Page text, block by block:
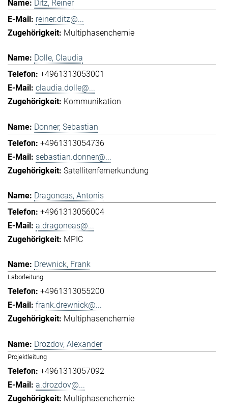
Ditz, Reiner
reiner.ditz@...
Multiphasenchemie
Dolle, Claudia
+4961313053001
claudia.dolle@...
Kommunikation
Donner, Sebastian
+4961313054736
sebastian.donner@...
Satellitenfernerkundung
Dragoneas, Antonis
+4961313056004
a.dragoneas@...
MPIC
Drewnick, Frank
Laborleitung
+4961313055200
frank.drewnick@...
Multiphasenchemie
Drozdov, Alexander
Projektleitung
+4961313057092
a.drozdov@...
Multiphasenchemie